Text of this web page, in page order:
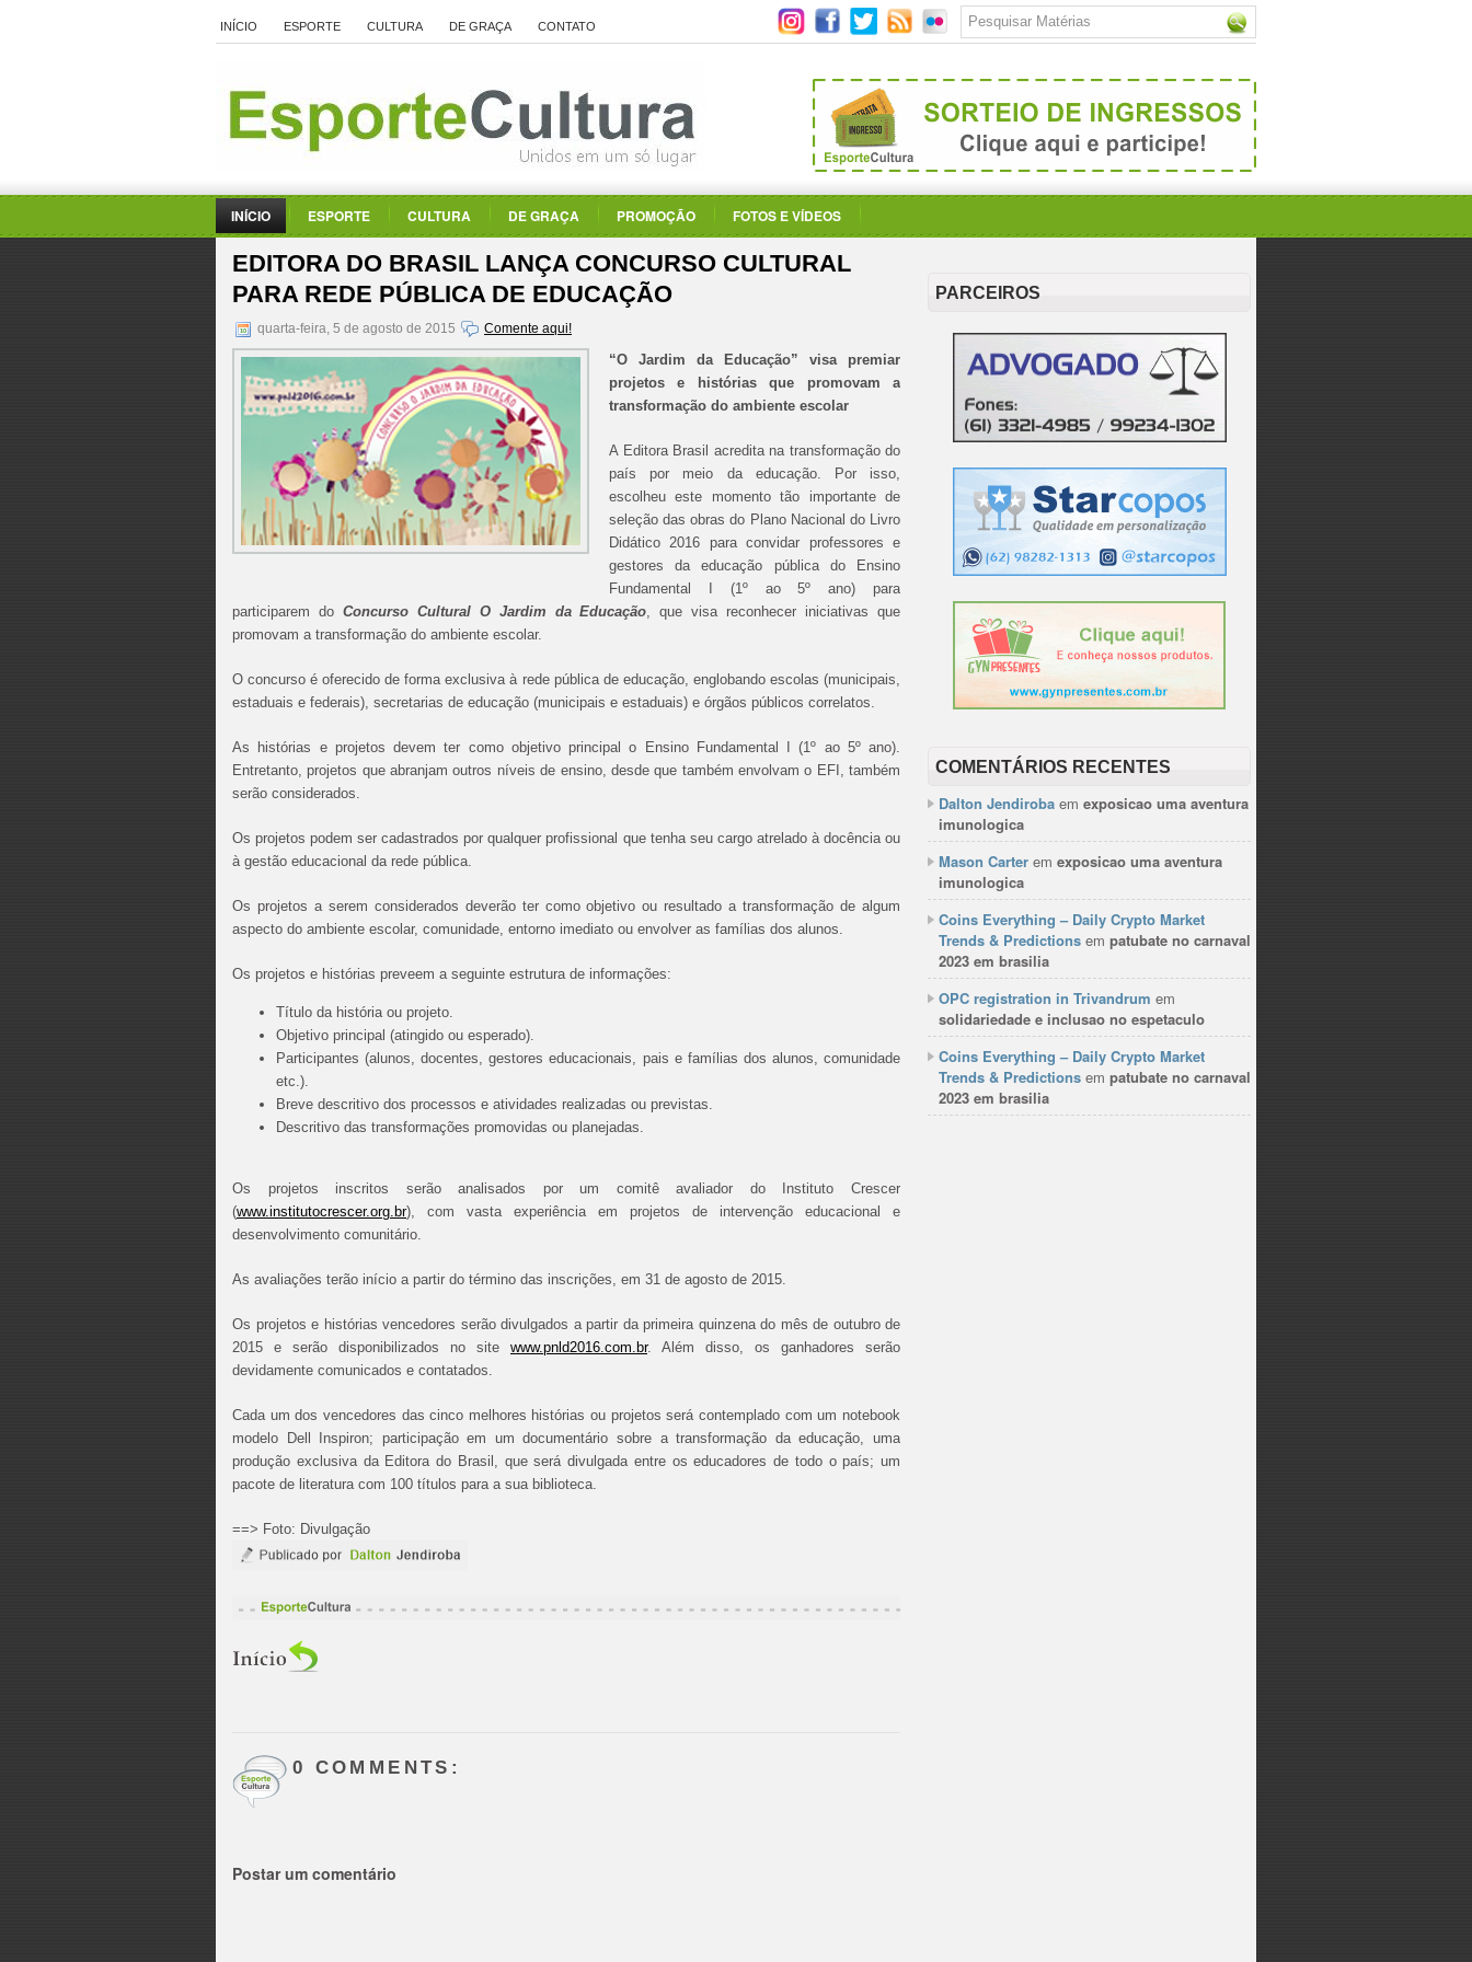
INÍCIO ESPORTE CULTURA DE GRAÇA CONTATO
INÍCIO ESPORTE CULTURA DE GRAÇA PROMOÇÃO FOTOS E VÍDEOS
EDITORA DO BRASIL LANÇA CONCURSO CULTURAL
PARA REDE PÚBLICA DE EDUCAÇÃO
quarta-feira, 5 de agosto de 2015 Comente aqui!
“O Jardim da Educação” visa premiar
projetos e histórias que promovam a
transformação do ambiente escolar
A Editora Brasil acredita na transformação do
país por meio da educação. Por isso,
escolheu este momento tão importante de
seleção das obras do Plano Nacional do Livro
Didático 2016 para convidar professores e
gestores da educação pública do Ensino
Fundamental I (1º ao 5º ano) para
participarem do Concurso Cultural O Jardim da Educação, que visa reconhecer iniciativas que
promovam a transformação do ambiente escolar.
O concurso é oferecido de forma exclusiva à rede pública de educação, englobando escolas (municipais,
estaduais e federais), secretarias de educação (municipais e estaduais) e órgãos públicos correlatos.
As histórias e projetos devem ter como objetivo principal o Ensino Fundamental I (1º ao 5º ano).
Entretanto, projetos que abranjam outros níveis de ensino, desde que também envolvam o EFI, também
serão considerados.
Os projetos podem ser cadastrados por qualquer profissional que tenha seu cargo atrelado à docência ou
à gestão educacional da rede pública.
Os projetos a serem considerados deverão ter como objetivo ou resultado a transformação de algum
aspecto do ambiente escolar, comunidade, entorno imediato ou envolver as famílias dos alunos.
Os projetos e histórias preveem a seguinte estrutura de informações:
Título da história ou projeto.
Objetivo principal (atingido ou esperado).
Participantes (alunos, docentes, gestores educacionais, pais e famílias dos alunos, comunidade
etc.).
Breve descritivo dos processos e atividades realizadas ou previstas.
Descritivo das transformações promovidas ou planejadas.
Os projetos inscritos serão analisados por um comitê avaliador do Instituto Crescer
(www.institutocrescer.org.br), com vasta experiência em projetos de intervenção educacional e
desenvolvimento comunitário.
As avaliações terão início a partir do término das inscrições, em 31 de agosto de 2015.
Os projetos e histórias vencedores serão divulgados a partir da primeira quinzena do mês de outubro de
2015 e serão disponibilizados no site www.pnld2016.com.br. Além disso, os ganhadores serão
devidamente comunicados e contatados.
Cada um dos vencedores das cinco melhores histórias ou projetos será contemplado com um notebook
modelo Dell Inspiron; participação em um documentário sobre a transformação da educação, uma
produção exclusiva da Editora do Brasil, que será divulgada entre os educadores de todo o país; um
pacote de literatura com 100 títulos para a sua biblioteca.
==> Foto: Divulgação
0 COMMENTS:
Postar um comentário
PARCEIROS
COMENTÁRIOS RECENTES
Dalton Jendiroba em exposicao uma aventura
imunologica
Mason Carter em exposicao uma aventura
imunologica
Coins Everything – Daily Crypto Market
Trends & Predictions em patubate no carnaval
2023 em brasilia
OPC registration in Trivandrum em
solidariedade e inclusao no espetaculo
Coins Everything – Daily Crypto Market
Trends & Predictions em patubate no carnaval
2023 em brasilia